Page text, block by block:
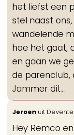
het liefst een
stel naast
wandelende
hoe het gaat,
en gaan we
de parenclub,
Jammer dit…
Jeroen uit
Hey Remco